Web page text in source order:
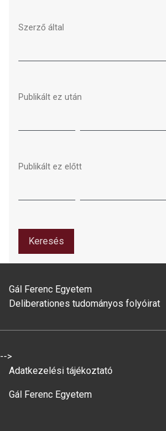
Szerző által
Publikált ez után
Publikált ez előtt
Keresés
Gál Ferenc Egyetem
Deliberationes tudományos folyóirat
-->
Adatkezelési tájékoztató
Gál Ferenc Egyetem